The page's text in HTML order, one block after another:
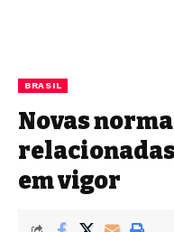
BRASIL
Novas
em vigor